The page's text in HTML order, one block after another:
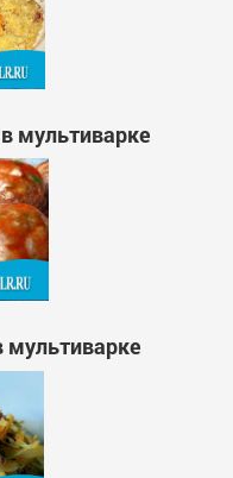
мультиварке
мультиварке